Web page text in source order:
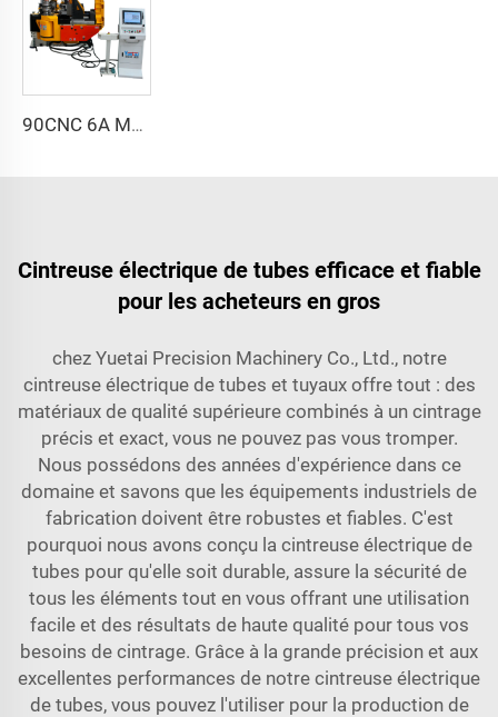
90CNC 6A MS Machine à cintrer tubes CNC avec moteur, pour tubes carrés en fer, cuivre, acier inoxydable et tubes en laiton
Cintreuse électrique de tubes efficace et fiable
pour les acheteurs en gros
chez Yuetai Precision Machinery Co., Ltd., notre
cintreuse électrique de tubes et tuyaux offre tout : des
matériaux de qualité supérieure combinés à un cintrage
précis et exact, vous ne pouvez pas vous tromper.
Nous possédons des années d'expérience dans ce
domaine et savons que les équipements industriels de
fabrication doivent être robustes et fiables. C'est
pourquoi nous avons conçu la cintreuse électrique de
tubes pour qu'elle soit durable, assure la sécurité de
tous les éléments tout en vous offrant une utilisation
facile et des résultats de haute qualité pour tous vos
besoins de cintrage. Grâce à la grande précision et aux
excellentes performances de notre cintreuse électrique
de tubes, vous pouvez l'utiliser pour la production de